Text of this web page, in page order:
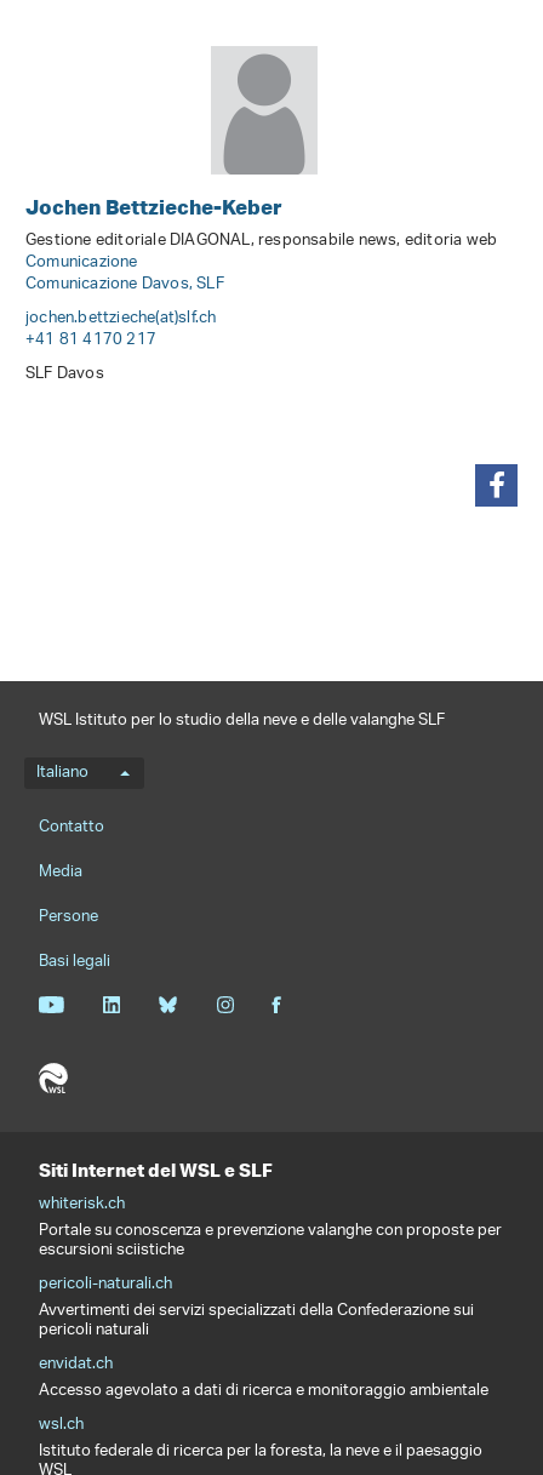
Jochen Bettzieche-Keber
Gestione editoriale DIAGONAL, responsabile news, editoria web
Comunicazione
Comunicazione Davos, SLF
jochen.bettzieche(at)slf.ch
+41 81 4170 217
SLF Davos
WSL Istituto per lo studio della neve e delle valanghe SLF
Menu della lingua
Italiano
Footernavigation
Contatto
Media
Persone
Basi legali
Siti Internet del WSL e SLF
whiterisk.ch
Portale su conoscenza e prevenzione valanghe con proposte per
escursioni sciistiche
pericoli-naturali.ch
Avvertimenti dei servizi specializzati della Confederazione sui
pericoli naturali
envidat.ch
Accesso agevolato a dati di ricerca e monitoraggio ambientale
wsl.ch
Istituto federale di ricerca per la foresta, la neve e il paesaggio